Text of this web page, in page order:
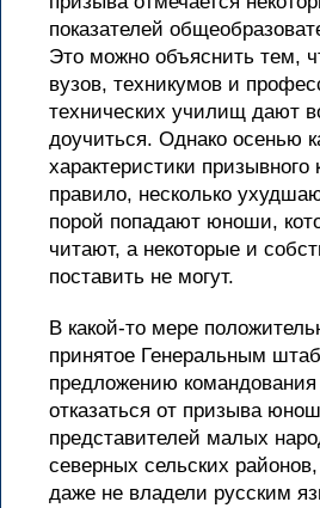
показателей
Это можно объяснить тем,
вузов, техникумов и
технических училищ дают
доучиться. Однако осенью
характеристики призывного
правило, несколько
порой попадают юноши,
читают, а некоторые и
поставить не могут.
В какой-то мере
принятое Генеральным
предложению
отказаться от призыва
представителей малых
северных сельских
даже не владели русским